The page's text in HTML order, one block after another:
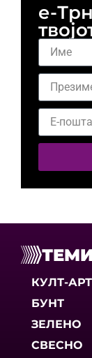
е-
КУЛТ-АРТ
БУНТ
ЗЕЛЕНО
СВЕСНО